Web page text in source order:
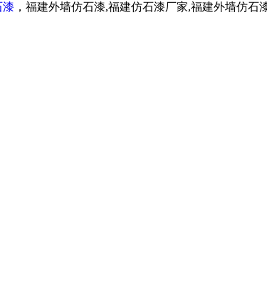
漆 ，福建外墙仿石漆,福建仿石漆厂家,福建外墙仿